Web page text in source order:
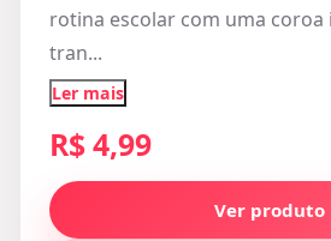
rotina escolar com uma
tran...
Ler mais
R$ 4,99
Ver produto